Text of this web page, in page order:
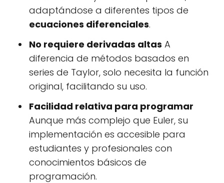
adaptándose a diferentes tipos de
ecuaciones diferenciales.
No requiere derivadas altas A
diferencia de métodos basados en
series de Taylor, solo necesita la función
original, facilitando su uso.
Facilidad relativa para programar
Aunque más complejo que Euler, su
implementación es accesible para
estudiantes y profesionales con
conocimientos básicos de
programación.